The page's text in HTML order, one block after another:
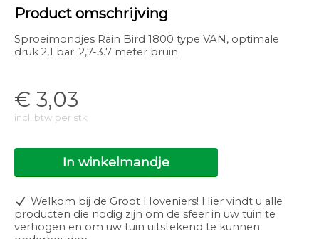
Product omschrijving
Sproeimondjes Rain Bird 1800 type VAN, optimale
druk 2,1 bar. 2,7-3.7 meter bruin
€ 3,03
incl. btw per stk
In winkelmandje
Welkom bij de Groot Hoveniers! Hier vindt u alle
producten die nodig zijn om de sfeer in uw tuin te
verhogen en om uw tuin uitstekend te kunnen